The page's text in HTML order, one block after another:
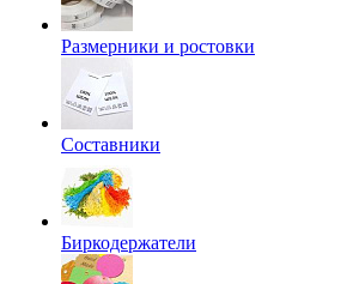
Размерники и ростовки
Составники
Биркодержатели